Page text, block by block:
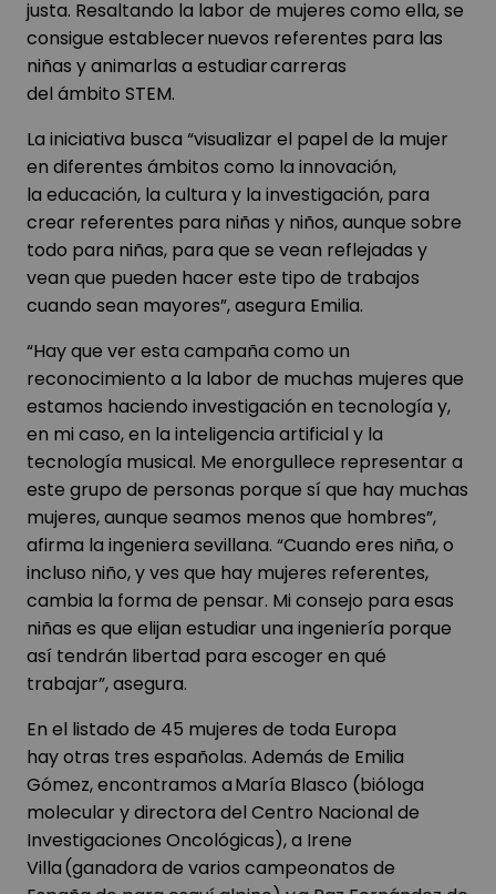
justa. Resaltando la labor de mujeres como ella, se
consigue establecer nuevos referentes para las
niñas y animarlas a estudiar carreras
del ámbito STEM.
La iniciativa busca “visualizar el papel de la mujer
en diferentes ámbitos como la innovación,
la educación, la cultura y la investigación, para
crear referentes para niñas y niños, aunque sobre
todo para niñas, para que se vean reflejadas y
vean que pueden hacer este tipo de trabajos
cuando sean mayores”, asegura Emilia.
“Hay que ver esta campaña como un
reconocimiento a la labor de muchas mujeres que
estamos haciendo investigación en tecnología y,
en mi caso, en la inteligencia artificial y la
tecnología musical. Me enorgullece representar a
este grupo de personas porque sí que hay muchas
mujeres, aunque seamos menos que hombres”,
afirma la ingeniera sevillana. “Cuando eres niña, o
incluso niño, y ves que hay mujeres referentes,
cambia la forma de pensar. Mi consejo para esas
niñas es que elijan estudiar una ingeniería porque
así tendrán libertad para escoger en qué
trabajar”, asegura.
En el listado de 45 mujeres de toda Europa
hay otras tres españolas. Además de Emilia
Gómez, encontramos a María Blasco (bióloga
molecular y directora del Centro Nacional de
Investigaciones Oncológicas), a Irene
Villa (ganadora de varios campeonatos de